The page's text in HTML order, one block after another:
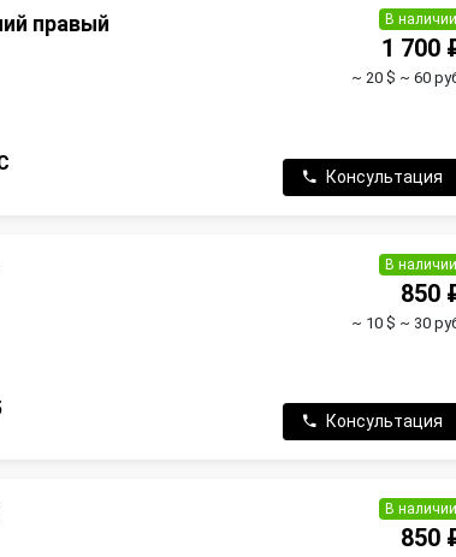
правый В наличии
1 700
~ 20 $ ~ 60
Консультация
В наличии
850
~ 10 $ ~ 30
Консультация
В наличии
850